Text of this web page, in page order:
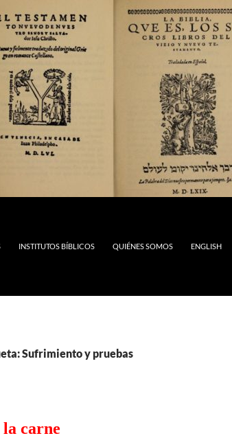
INSTITUTOS BÍBLICOS QUIÉNES SOMOS ENGLISH
Sufrimiento y pruebas
carne